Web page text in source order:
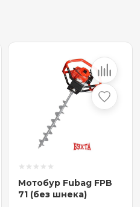
Мотобур Fubag FPB
71 (без шнека)